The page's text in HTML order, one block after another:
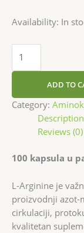
Availability: In
ADD TO
Category:
Description
Reviews (0)
100 kapsula u
L-Arginine je
proizvodnji
cirkulaciji,
kvalitetan